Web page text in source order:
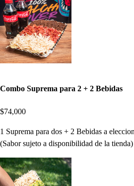
Combo Suprema para 2 + 2 Bebidas
$74,000
1 Suprema para dos + 2 Bebidas a
(Sabor sujeto a disponibilidad de la tienda)